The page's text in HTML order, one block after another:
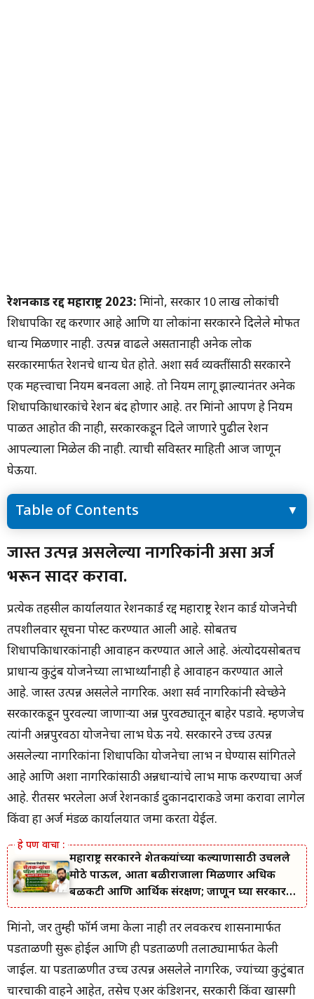
रेशनकार्ड रद्द महाराष्ट्र 2023: मित्रांनो, सरकार 10 लाख लोकांची
शिधापत्रिका रद्द करणार आहे आणि या लोकांना सरकारने दिलेले मोफत
धान्य मिळणार नाही. उत्पन्न वाढले असतानाही अनेक लोक
सरकारमार्फत रेशनचे धान्य घेत होते. अशा सर्व व्यक्तींसाठी सरकारने
एक महत्त्वाचा नियम बनवला आहे. तो नियम लागू झाल्यानंतर अनेक
शिधापत्रिकाधारकांचे रेशन बंद होणार आहे. तर मित्रांनो आपण हे नियम
पाळत आहोत की नाही, सरकारकडून दिले जाणारे पुढील रेशन
आपल्याला मिळेल की नाही. त्याची सविस्तर माहिती आज जाणून
घेऊया.
Table of Contents
जास्त उत्पन्न असलेल्या नागरिकांनी असा अर्ज भरून सादर करावा.
कोणत्या नागरिकांना रेशनकार्ड अंतर्गत अन्नधान्य योजनेचा लाभ घेता येणार
नाही.
जास्त उत्पन्न असलेल्या नागरिकांनी असा अर्ज
भरून सादर करावा.
प्रत्येक तहसील कार्यालयात रेशनकार्ड रद्द महाराष्ट्र रेशन कार्ड योजनेची
तपशीलवार सूचना पोस्ट करण्यात आली आहे. सोबतच
शिधापत्रिकाधारकांनाही आवाहन करण्यात आले आहे. अंत्योदयसोबतच
प्राधान्य कुटुंब योजनेच्या लाभार्थ्यांनाही हे आवाहन करण्यात आले
आहे. जास्त उत्पन्न असलेले नागरिक. अशा सर्व नागरिकांनी स्वेच्छेने
सरकारकडून पुरवल्या जाणाऱ्या अन्न पुरवठ्यातून बाहेर पडावे. म्हणजेच
त्यांनी अन्नपुरवठा योजनेचा लाभ घेऊ नये. सरकारने उच्च उत्पन्न
असलेल्या नागरिकांना शिधापत्रिका योजनेचा लाभ न घेण्यास सांगितले
आहे आणि अशा नागरिकांसाठी अन्नधान्यांचे लाभ माफ करण्याचा अर्ज
आहे. रीतसर भरलेला अर्ज रेशनकार्ड दुकानदाराकडे जमा करावा लागेल
किंवा हा अर्ज मंडळ कार्यालयात जमा करता येईल.
महाराष्ट्र सरकारने शेतकऱ्यांच्या कल्याणासाठी उचलले
मोठे पाऊल, आता बळीराजाला मिळणार अधिक
बळकटी आणि आर्थिक संरक्षण; जाणून घ्या सरकारचा
नवा संकल्प.
मित्रांनो, जर तुम्ही फॉर्म जमा केला नाही तर लवकरच शासनामार्फत
पडताळणी सुरू होईल आणि ही पडताळणी तलाठ्यामार्फत केली
जाईल. या पडताळणीत उच्च उत्पन्न असलेले नागरिक, ज्यांच्या कुटुंबात
चारचाकी वाहने आहेत, तसेच एअर कंडिशनर, सरकारी किंवा खासगी